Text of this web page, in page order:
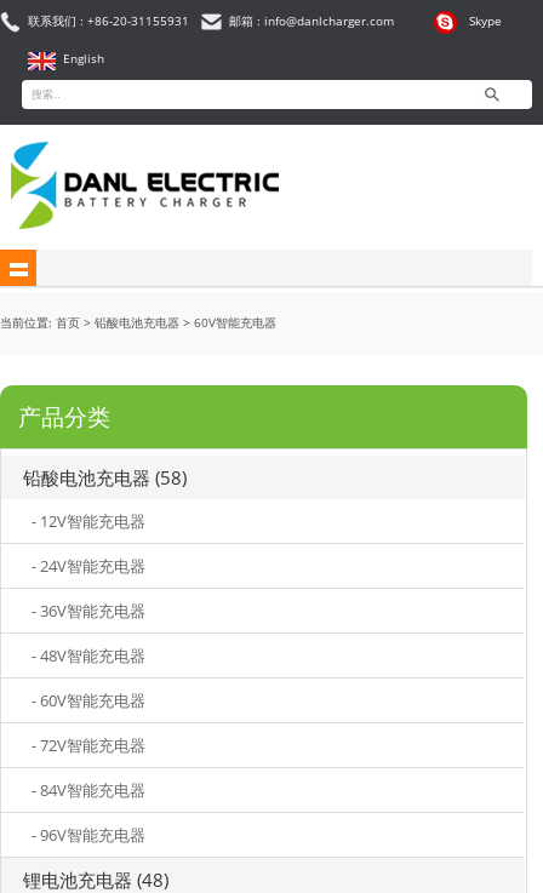
联系我们 : +86-20-31155931 邮箱 : info@danlcharger.com Skype
English
当前位置: 首页 > 铅酸电池充电器 > 60V智能充电器
产品分类
铅酸电池充电器 (58)
- 12V智能充电器
- 24V智能充电器
- 36V智能充电器
- 48V智能充电器
- 60V智能充电器
- 72V智能充电器
- 84V智能充电器
- 96V智能充电器
锂电池充电器 (48)